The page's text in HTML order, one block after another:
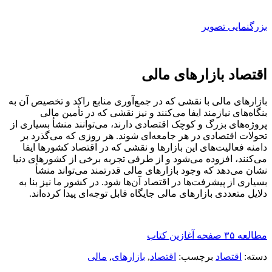
بزرگنمایی تصویر
اقتصاد بازارهای مالی
بازارهای مالی با نقشی که در جمع‌آوری منابع راکد و تخصیص آن‌ به
بنگاه‌های نیازمند ایفا می‌کنند و نیز نقشی که در تأمین مالی
پروژه‌های بزرگ و کوچک اقتصادی دارند، می‌توانند منشأ بسیاری از
تحولات اقتصادی در هر جامعه‌ای شوند. هر روزی که می‌گذرد بر
دامنه فعالیت‌های این بازارها و نقشی که در اقتصاد کشورها ایفا
می‌کنند، افزوده می‌شود و از طرفی تجربه برخی از کشورهای دنیا
نشان می‌دهد که وجود بازارهای مالی قدرتمند می‌تواند منشأ
بسیاری از پیشرفت‌ها در اقتصاد آن‌ها شود. در کشور ما نیز بنا به
دلایل متعددی بازارهای مالی جایگاه قابل توجه‌ای پیدا کرده‌اند.
مطالعه ۳۵ صفحه آغازین کتاب
دسته: اقتصاد برچسب: اقتصاد, بازارهای, مالی